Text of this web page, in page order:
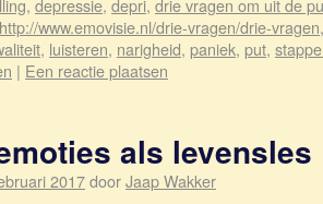
, depressie, depri, drie vragen om uit de
http://www.emovisie.nl/drie-vragen/drie-vragen
, luisteren, narigheid, paniek, put,
| Een reactie plaatsen
als levensles
2017doorJaap Wakker